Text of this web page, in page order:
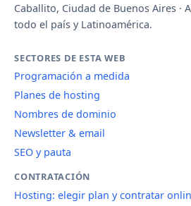
Caballito, Ciudad de Buenos Aires ·
todo el país y Latinoamérica.
SECTORES DE ESTA WEB
Programación a medida
Planes de hosting
Nombres de dominio
Newsletter & email
SEO y pauta
CONTRATACIÓN
Hosting: elegir plan y contratar